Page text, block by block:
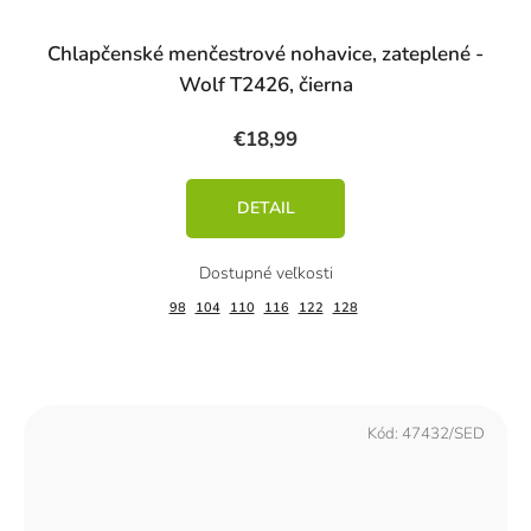
Chlapčenské menčestrové nohavice, zateplené -
Wolf T2426, čierna
€18,99
DETAIL
98 104 110 116 122 128
Kód: 47432/SED